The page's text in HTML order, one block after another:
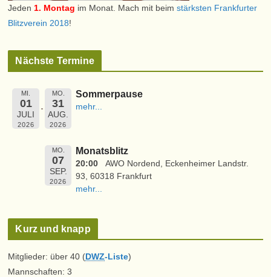
Jeden 1. Montag im Monat. Mach mit beimstärksten Frankfurter
Blitzverein 2018!
Nächste Termine
MI.
01
JULI
2026
MO.
31
AUG.
2026
Sommerpause
mehr...
MO.
07
SEP.
2026
Monatsblitz
20:00
AWO Nordend, Eckenheimer Landstr.
93, 60318 Frankfurt
mehr...
Kurz und knapp
Mitglieder: über 40 (DWZ-Liste)
Mannschaften: 3